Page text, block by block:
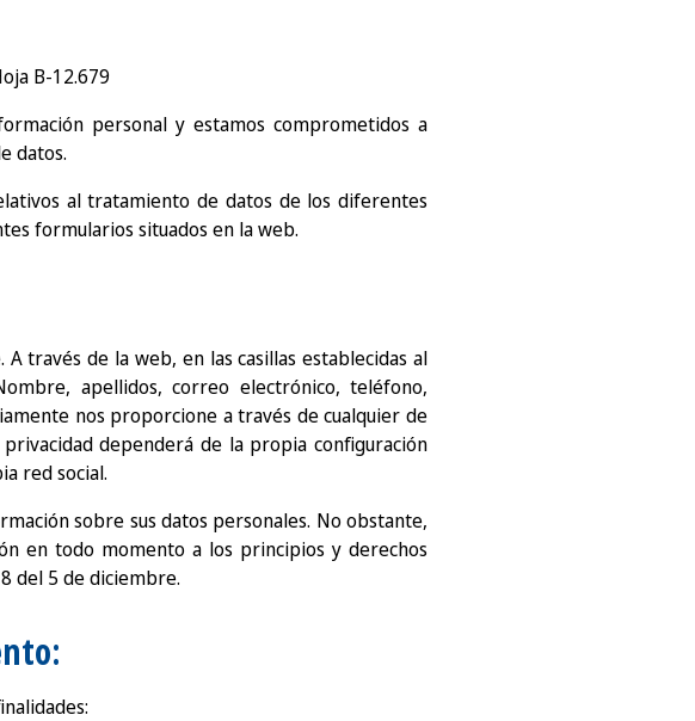
B-12.679
personal y estamos comprometidos a
datos.
al tratamiento de datos de los diferentes
formularios situados en la web.
través de la web, en las casillas establecidas al
apellidos, correo electrónico, teléfono,
nos proporcione a través de cualquier de
dependerá de la propia configuración
red social.
sobre sus datos personales. No obstante,
en todo momento a los principios y derechos
del 5 de diciembre.